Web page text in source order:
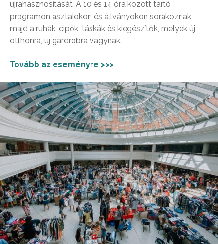
újrahasznosítását. A 10 és 14 óra között tartó
programon asztalokon és állványokon sorakoznak
majd a ruhák, cipők, táskák és kiegészítők, melyek új
otthonra, új gardróbra vágynak.
Tovább az eseményre >>>